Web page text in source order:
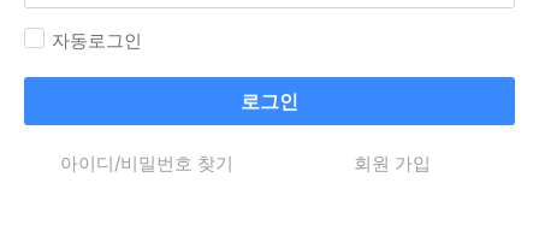
자동로그인
로그인
아이디/비밀번호 찾기 회원 가입